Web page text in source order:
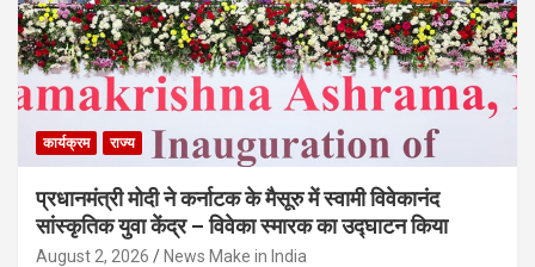
कार्यक्रम राज्य
प्रधानमंत्री मोदी ने कर्नाटक के मैसूरु में स्वामी विवेकानंद
सांस्कृतिक युवा केंद्र – विवेका स्मारक का उद्घाटन किया
August 2, 2026 News Make in India